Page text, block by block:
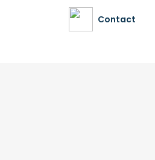
Contact